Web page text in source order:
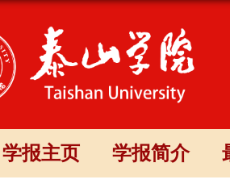
学报主页 学报简介